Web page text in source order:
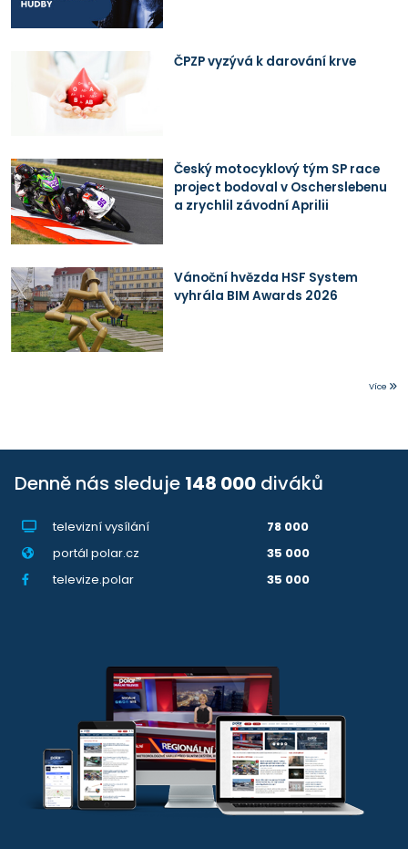
ČPZP vyzývá k darování krve
Český motocyklový tým SP race
project bodoval v Oscherslebenu
a zrychlil závodní Aprilii
Vánoční hvězda HSF System
vyhrála BIM Awards 2026
Více
Denně nás sleduje 148 000 diváků
televizní vysílání
78 000
portál polar.cz
35 000
televize.polar
35 000